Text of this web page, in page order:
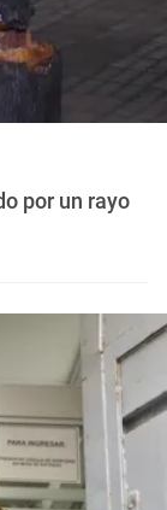
por un rayo